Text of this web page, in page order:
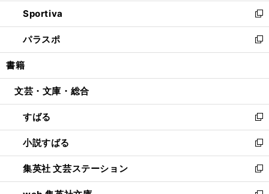
く
ド
ウ
で
開
ウ
ィ
ン
ド
ウ
開
し
い
ウ
ィ
ン
ウ
開
く
Sportiva
新
し
い
ウ
ン
ウ
で
開
く
パラスポ
新
し
ウ
ン
ド
ウ
で
開
く
書籍
文芸・文庫・総合
すばる
新
し
い
ウ
ィ
ン
小説すばる
新
し
い
ウ
集英社 文芸ステーション
新
し